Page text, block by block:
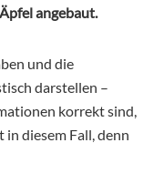
angebaut.
und die
darstellen –
korrekt sind,
in diesem Fall, denn